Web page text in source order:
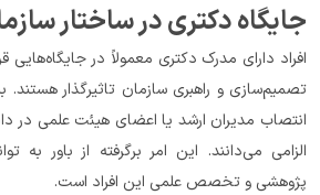
دکتری در ساختار سازمانی
و تخصص علمی این افراد است.